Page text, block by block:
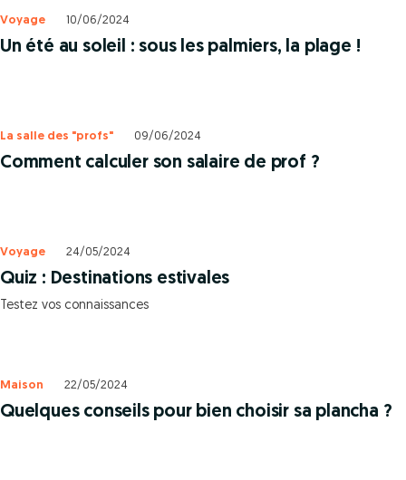
Voyage 10/06/2024
Un été au soleil : sous les palmiers, la plage !
La salle des "profs" 09/06/2024
Comment calculer son salaire de prof ?
Voyage 24/05/2024
Quiz : Destinations estivales
Testez vos connaissances
Maison 22/05/2024
Quelques conseils pour bien choisir sa plancha ?